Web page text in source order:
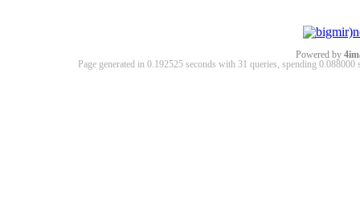
Powered by
Page generated in 0.192525 seconds with 31 queries, spending